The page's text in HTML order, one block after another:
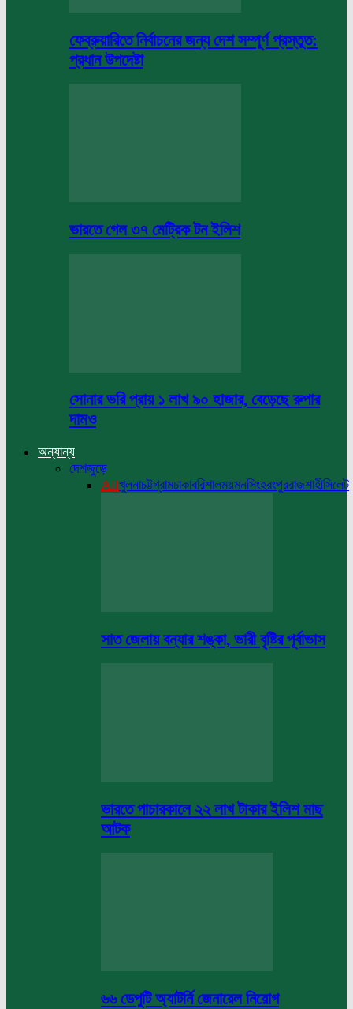
ফেব্রুয়ারিতে নির্বাচনের জন্য দেশ সম্পূর্ণ প্রস্তুত:
প্রধান উপদেষ্টা
ভারতে গেল ৩৭ মেট্রিক টন ইলিশ
সোনার ভরি প্রায় ১ লাখ ৯০ হাজার, বেড়েছে রুপার
দামও
অন্যান্য
দেশজুড়ে
Allখুলনাচট্টগ্রামঢাকাবরিশালময়মনসিংহরংপুররাজশাহীসিলেট
সাত জেলায় বন্যার শঙ্কা, ভারী বৃষ্টির পূর্বাভাস
ভারতে পাচারকালে ২২ লাখ টাকার ইলিশ মাছ
আটক
৬৬ ডেপুটি অ্যাটর্নি জেনারেল নিয়োগ